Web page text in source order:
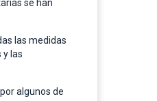
se han
las medidas
y las
algunos de